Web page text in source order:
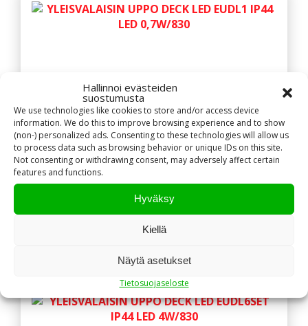
Hallinnoi evästeiden
suostumusta
We use technologies like cookies to store and/or access device
information. We do this to improve browsing experience and to show
(non-) personalized ads. Consenting to these technologies will allow us
to process data such as browsing behavior or unique IDs on this site.
Not consenting or withdrawing consent, may adversely affect certain
features and functions.
Hyväksy
Kiellä
Näytä asetukset
Tietosuojaseloste
YLEISVALAISIN UPPO DECK LED EUDL1 IP44
LED 0,7W/830
14,00€ sis. alv 25,5%
NÄYTÄ TUOTE